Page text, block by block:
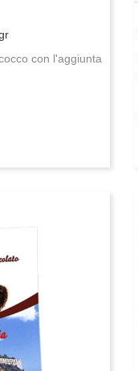
con l'aggiunta